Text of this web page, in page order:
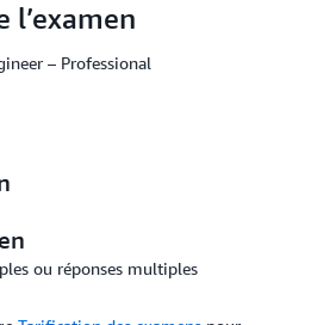
l’examen
– Professional
ou réponses multiples